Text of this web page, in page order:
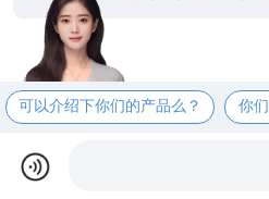
可以介绍下你们的产品么？ 你